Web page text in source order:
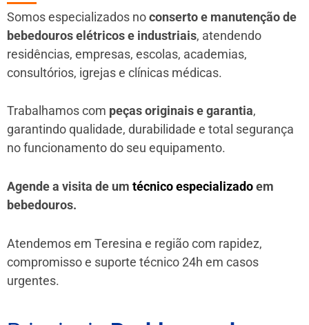
Somos especializados noconserto e manutenção de
bebedouros elétricos e industriais, atendendo
residências, empresas, escolas, academias,
consultórios, igrejas e clínicas médicas.
Trabalhamos com peças originais e garantia,
garantindo qualidade, durabilidade e total segurança
no funcionamento do seu equipamento.
Agende a visita de um técnico especializadoem
bebedouros.
Atendemos em Teresina e regiãocom rapidez,
compromisso e suporte técnico 24h em casos
urgentes.